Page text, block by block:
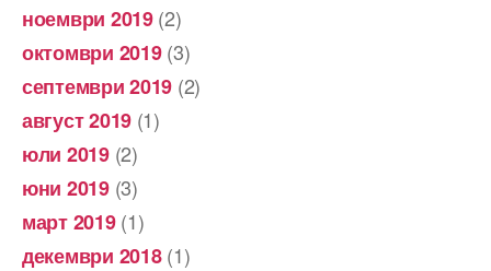
ноември 2019(2)
октомври 2019(3)
септември 2019 (2)
август 2019 (1)
юли 2019(2)
юни 2019(3)
март 2019(1)
декември 2018(1)